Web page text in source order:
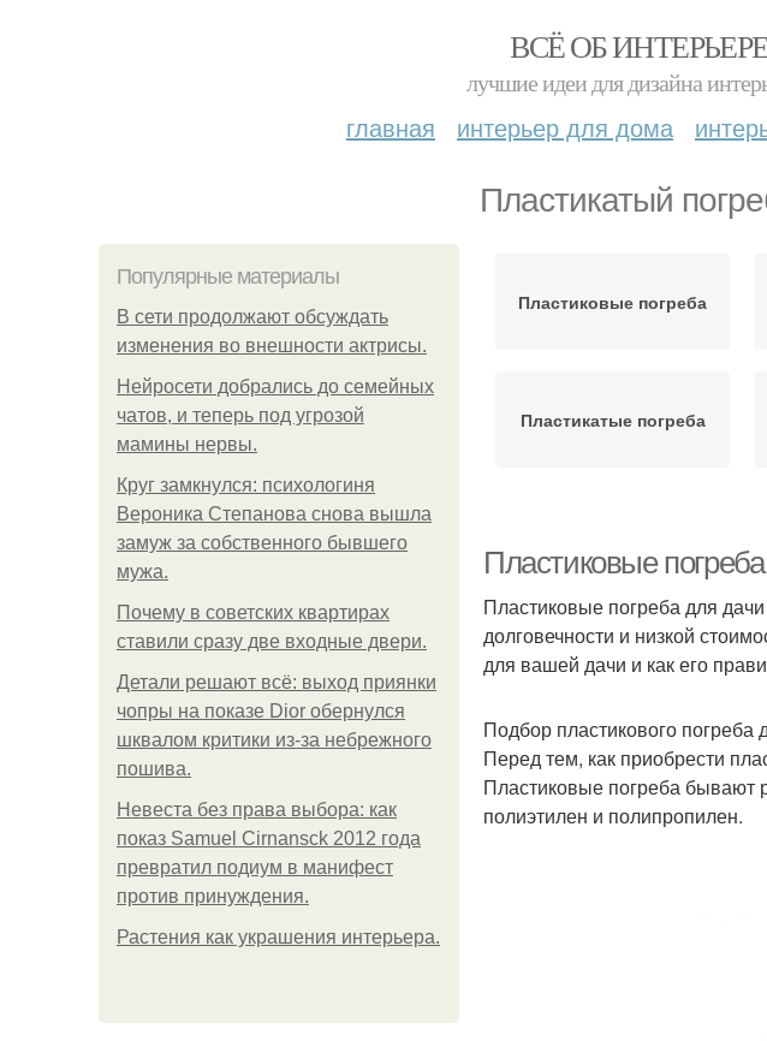
ВСЁ ОБ
лучшие идеи для дизайна
главная интерьер для дома
Пластикатый
Популярные материалы
В сети продолжают обсуждать
изменения во внешности актрисы.
Нейросети добрались до семейных
чатов, и теперь под угрозой
мамины нервы.
Круг замкнулся: психологиня
Вероника Степанова снова вышла
замуж за собственного бывшего
мужа.
Почему в советских квартирах
ставили сразу две входные двери.
Детали решают всё: выход приянки
чопры на показе Dior обернулся
шквалом критики из-за небрежного
пошива.
Невеста без права выбора: как
показ Samuel Cirnansck 2012 года
превратил подиум в манифест
против принуждения.
Растения как украшения интерьера.
Пластиковые погреба
Пластикатые погреба
Пластиковые
Пластиковые погреба для
долговечности и низкой
для вашей дачи и как его
Подбор пластикового погреба
Перед тем, как приобрести
Пластиковые погреба бывают
полиэтилен и полипропилен.